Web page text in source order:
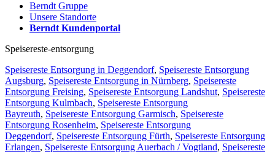
Berndt Gruppe
Unsere Standorte
Berndt Kundenportal
Speisereste-entsorgung
Speisereste Entsorgung in Deggendorf, Speisereste Entsorgung
Augsburg, Speisereste Entsorgung in Nürnberg, Speisereste
Entsorgung Freising, Speisereste Entsorgung Landshut, Speisereste
Entsorgung Kulmbach, Speisereste Entsorgung
Bayreuth, Speisereste Entsorgung Garmisch, Speisereste
Entsorgung Rosenheim, Speisereste Entsorgung
Deggendorf, Speisereste Entsorgung Fürth, Speisereste Entsorgung
Erlangen, Speisereste Entsorgung Auerbach / Vogtland, Speisereste